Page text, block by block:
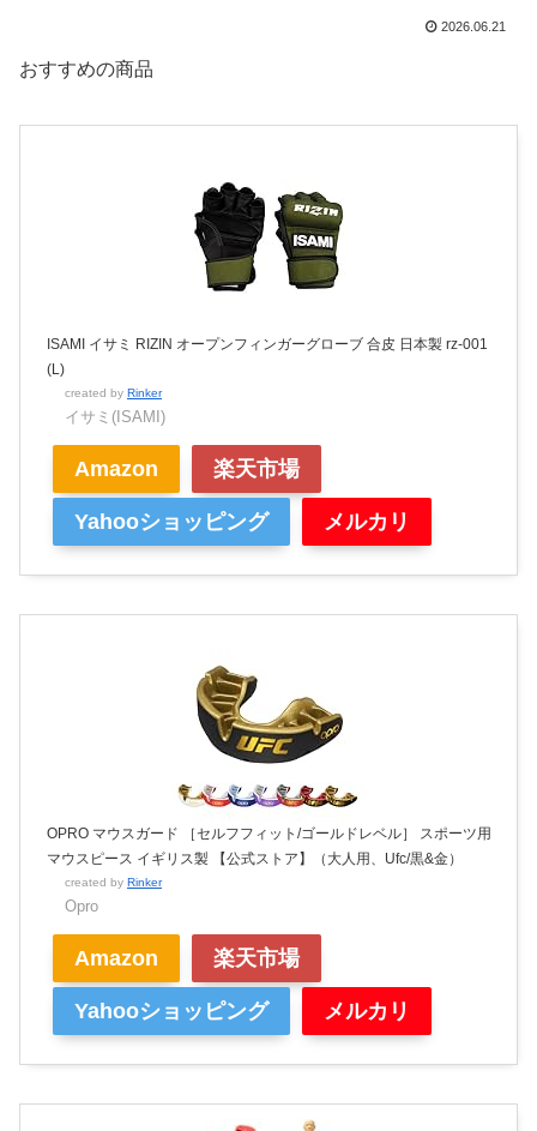
2026.06.21
おすすめの商品
ISAMI イサミ RIZIN オープンフィンガーグローブ 合皮 日本製 rz-001
(L)
created by Rinker
イサミ(ISAMI)
Amazon 楽天市場
Yahooショッピング メルカリ
OPRO マウスガード ［セルフフィット/ゴールドレベル］ スポーツ用
マウスピース イギリス製 【公式ストア】（大人用、Ufc/黒&金）
created by Rinker
Opro
Amazon 楽天市場
Yahooショッピング メルカリ